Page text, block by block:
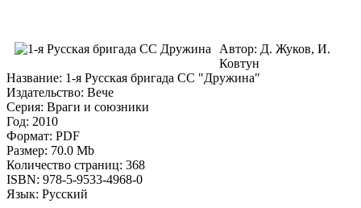
Автор: Д. Жуков, И.
Ковтун
Название: 1-я Русская бригада СС "Дружина"
Издательство: Вече
Серия: Враги и союзники
Год: 2010
Формат: PDF
Размер: 70.0 Mb
Количество страниц: 368
ISBN: 978-5-9533-4968-0
Язык: Русский